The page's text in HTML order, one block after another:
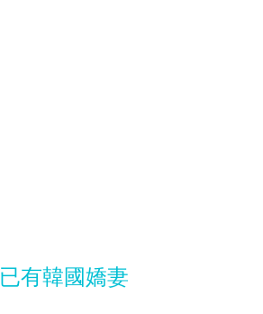
有韓國嬌妻